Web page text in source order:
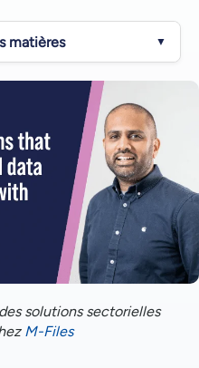
matières ▼
ramifications
et la précision
solutions sectorielles
M-Files